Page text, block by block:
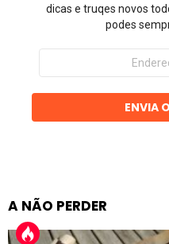
dicas e truqes novos
podes
Endereço
email
ENVIA
A NÃO PERDER